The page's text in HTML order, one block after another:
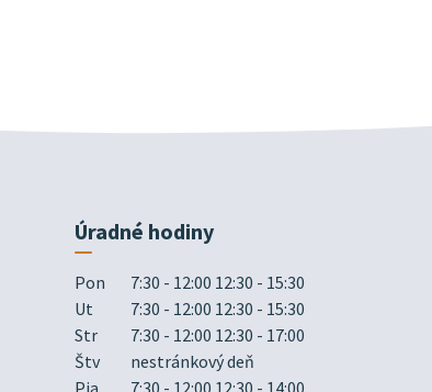
Úradné hodiny
Pon
7:30 - 12:00 12:30 - 15:30
Ut
7:30 - 12:00 12:30 - 15:30
Str
7:30 - 12:00 12:30 - 17:00
Štv
nestránkový deň
Pia
7:30 - 12:00 12:30 - 14:00